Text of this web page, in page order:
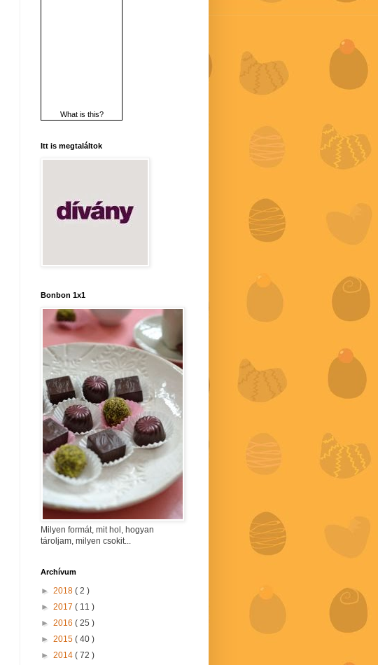
What is this?
Itt is megtaláltok
Bonbon 1x1
Milyen formát, mit hol, hogyan
tároljam, milyen csokit...
Archívum
► 2018 ( 2 )
► 2017 ( 11 )
► 2016 ( 25 )
► 2015 ( 40 )
► 2014 ( 72 )